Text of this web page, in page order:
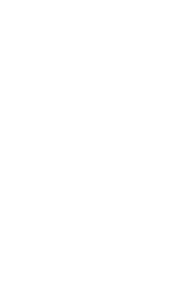
衍生性商品